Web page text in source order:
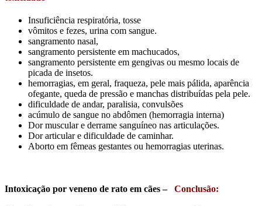
Insuficiência respiratória, tosse
vômitos e fezes, urina com sangue.
sangramento nasal,
sangramento persistente em machucados,
sangramento persistente em gengivas ou mesmo locais de
picada de insetos.
hemorragias, em geral, fraqueza, pele mais pálida, aparência
ofegante, queda de pressão e manchas distribuídas pela pele.
dificuldade de andar, paralisia, convulsões
acúmulo de sangue no abdômen (hemorragia interna)
Dor muscular e derrame sanguíneo nas articulações.
Dor articular e dificuldade de caminhar.
Aborto em fêmeas gestantes ou hemorragias uterinas.
Intoxicação por veneno de rato em cães – Conclusão: